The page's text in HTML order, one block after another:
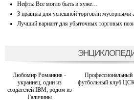
Нефть: Все могло быть и хуже…
3 правила для успешной торговли мусорными
Лучший вариант для убыточных торговых
Любомир Романкив -
украинец, один из
создателей IBM, родом из
Галичины
Профессиональный
футбольный клуб